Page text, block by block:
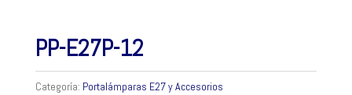
PP-E27P-12
Categoría: Portalámparas E27 y Accesorios